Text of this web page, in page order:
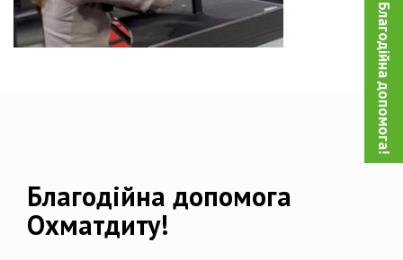
Благодійна допомога!
Благодійна допомога
Охматдиту!